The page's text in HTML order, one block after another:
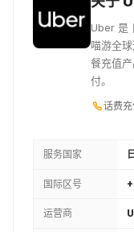
Uber 是
喵游全
餐充值
付。
话费充
服务国家
国际区号
运营商